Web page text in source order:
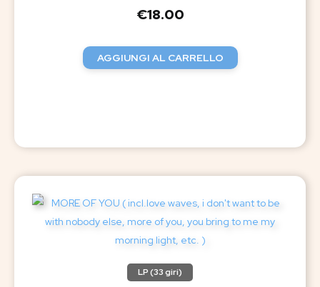
€18.00
AGGIUNGI AL CARRELLO
LP (33 giri)